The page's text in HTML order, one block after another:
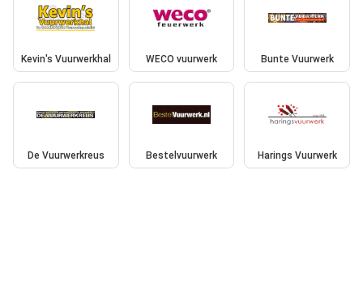
Kevin's Vuurwerkhal WECO vuurwerk Bunte Vuurwerk
De Vuurwerkreus Bestelvuurwerk Harings Vuurwerk